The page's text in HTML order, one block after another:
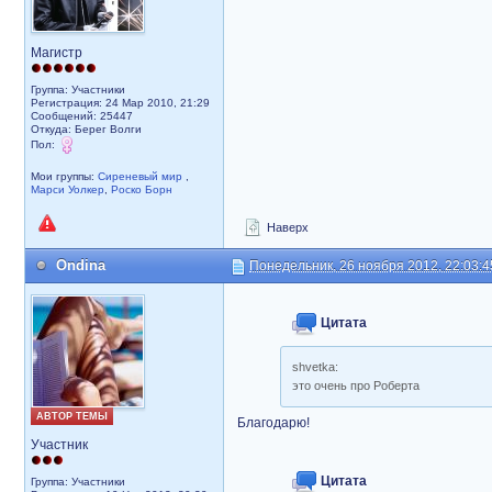
Магистр
Группа: Участники
Регистрация: 24 Мар 2010, 21:29
Сообщений: 25447
Откуда: Берег Волги
Пол:
Мои группы: Сиреневый мир
Марси Уолкер
Роско Борн
Наверх
Ondina Понедельник, 26 ноября 2012,
АВТОР ТЕМЫ
Участник
Группа: Участники
Цитата
shvetka:
это очень про Роберта
Благодарю!
Цитата